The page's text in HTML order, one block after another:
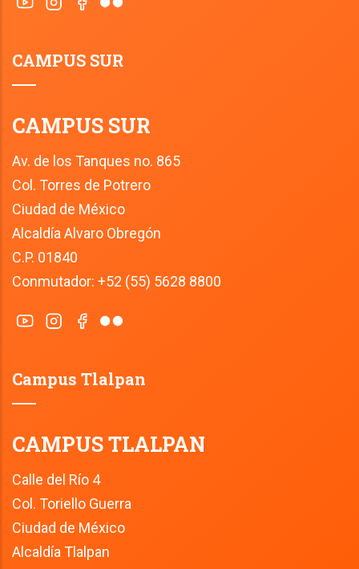
CAMPUS SUR
CAMPUS SUR
Av. de los Tanques no. 865
Col. Torres de Potrero
Ciudad de México
Alcaldía Alvaro Obregón
C.P. 01840
Conmutador: +52 (55) 5628 8800
Campus Tlalpan
CAMPUS TLALPAN
Calle del Río 4
Col. Toriello Guerra
Ciudad de México
Alcaldía Tlalpan